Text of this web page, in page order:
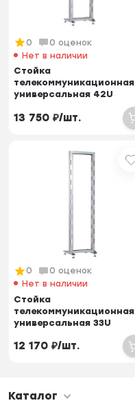
0
0 оценок
Нет в наличии
Стойка
телекоммуникационная
универсальная 42U
13 750 ₽/шт.
0
0 оценок
Нет в наличии
Стойка
телекоммуникационная
универсальная 33U
черный
12 170 ₽/шт.
Каталог